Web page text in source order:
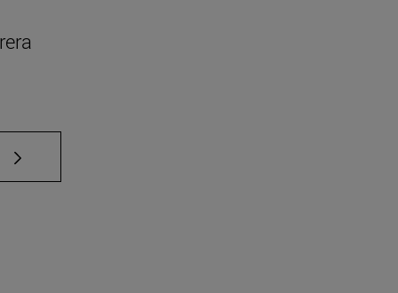
TAB para desplazarse.